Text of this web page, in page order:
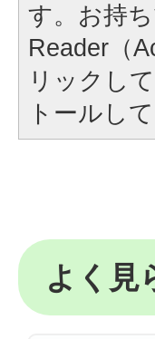
す。お持
Reader（
リックし
トールし
よく見